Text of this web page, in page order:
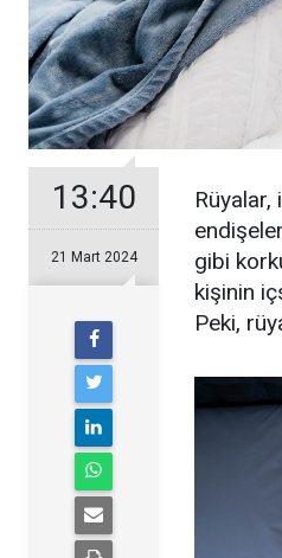
13:40
21 Mart 2024
Rüyalar,
gibi
kişinin
Peki,